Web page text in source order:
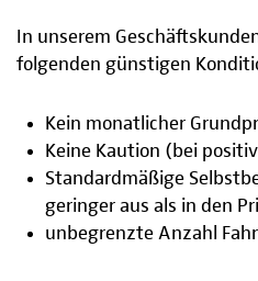
In unserem
folgenden günstigen
Kein monatlicher
Keine Kaution (bei
Standardmäßige
geringer aus als in den
unbegrenzte Anzahl